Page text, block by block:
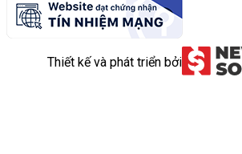
Thiết kế và phát triển bởi